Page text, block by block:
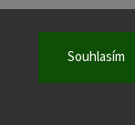
Souhlasím